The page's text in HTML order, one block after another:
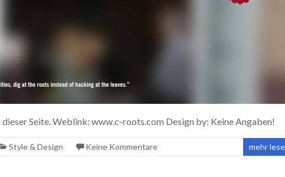
Seite. Weblink: www.c-roots.com Design by: Keine Angaben!
Style & Design Keine Kommentare mehr